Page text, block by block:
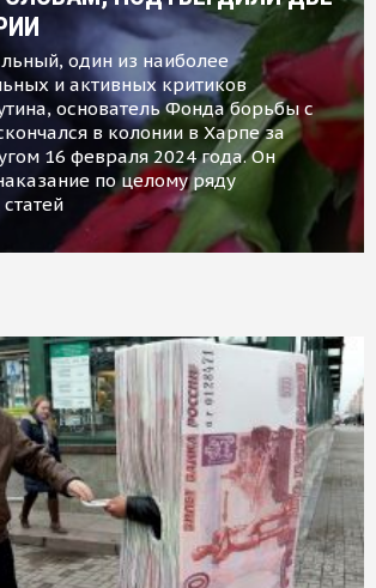
один из наиболее
и активных критиков
основатель Фонда борьбы с
в колонии в Харпе за
16 февраля 2024 года. Он
по целому ряду